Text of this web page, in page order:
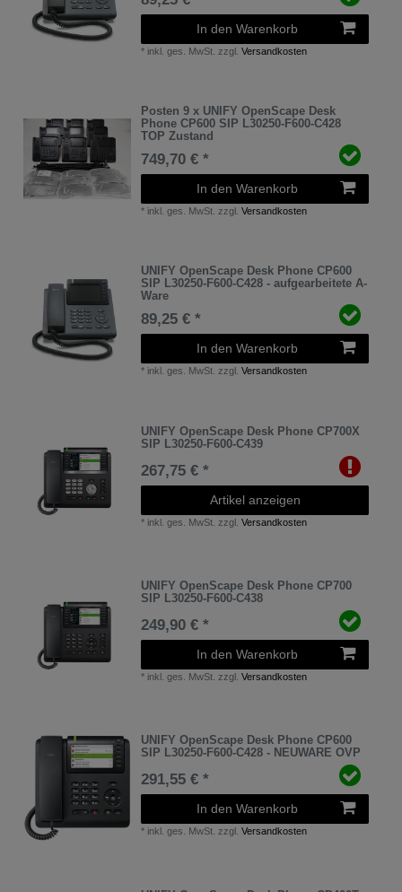
In den Warenkorb
* inkl. ges. MwSt. zzgl.Versandkosten
Posten 9 x UNIFY OpenScape Desk
Phone CP600 SIP L30250-F600-C428
TOP Zustand
749,70 € *
In den Warenkorb
* inkl. ges. MwSt. zzgl.Versandkosten
UNIFY OpenScape Desk Phone CP600
SIP L30250-F600-C428 - aufgearbeitete A-
Ware
89,25 € *
In den Warenkorb
* inkl. ges. MwSt. zzgl.Versandkosten
UNIFY OpenScape Desk Phone CP700X
SIP L30250-F600-C439
267,75 € *
Artikel anzeigen
* inkl. ges. MwSt. zzgl.Versandkosten
UNIFY OpenScape Desk Phone CP700
SIP L30250-F600-C438
249,90 € *
In den Warenkorb
* inkl. ges. MwSt. zzgl.Versandkosten
UNIFY OpenScape Desk Phone CP600
SIP L30250-F600-C428 - NEUWARE OVP
291,55 € *
In den Warenkorb
* inkl. ges. MwSt. zzgl.Versandkosten